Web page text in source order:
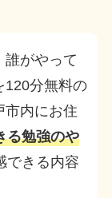
誰がやって
120分無料の
市内にお住
る勉強のや
できる内容